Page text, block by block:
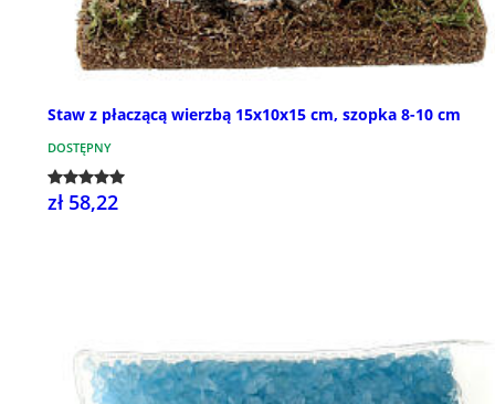
Staw z płaczącą wierzbą 15x10x15 cm, szopka 8-10 cm
DOSTĘPNY
zł 58,22